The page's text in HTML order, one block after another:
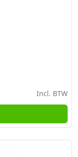
Incl. BTW